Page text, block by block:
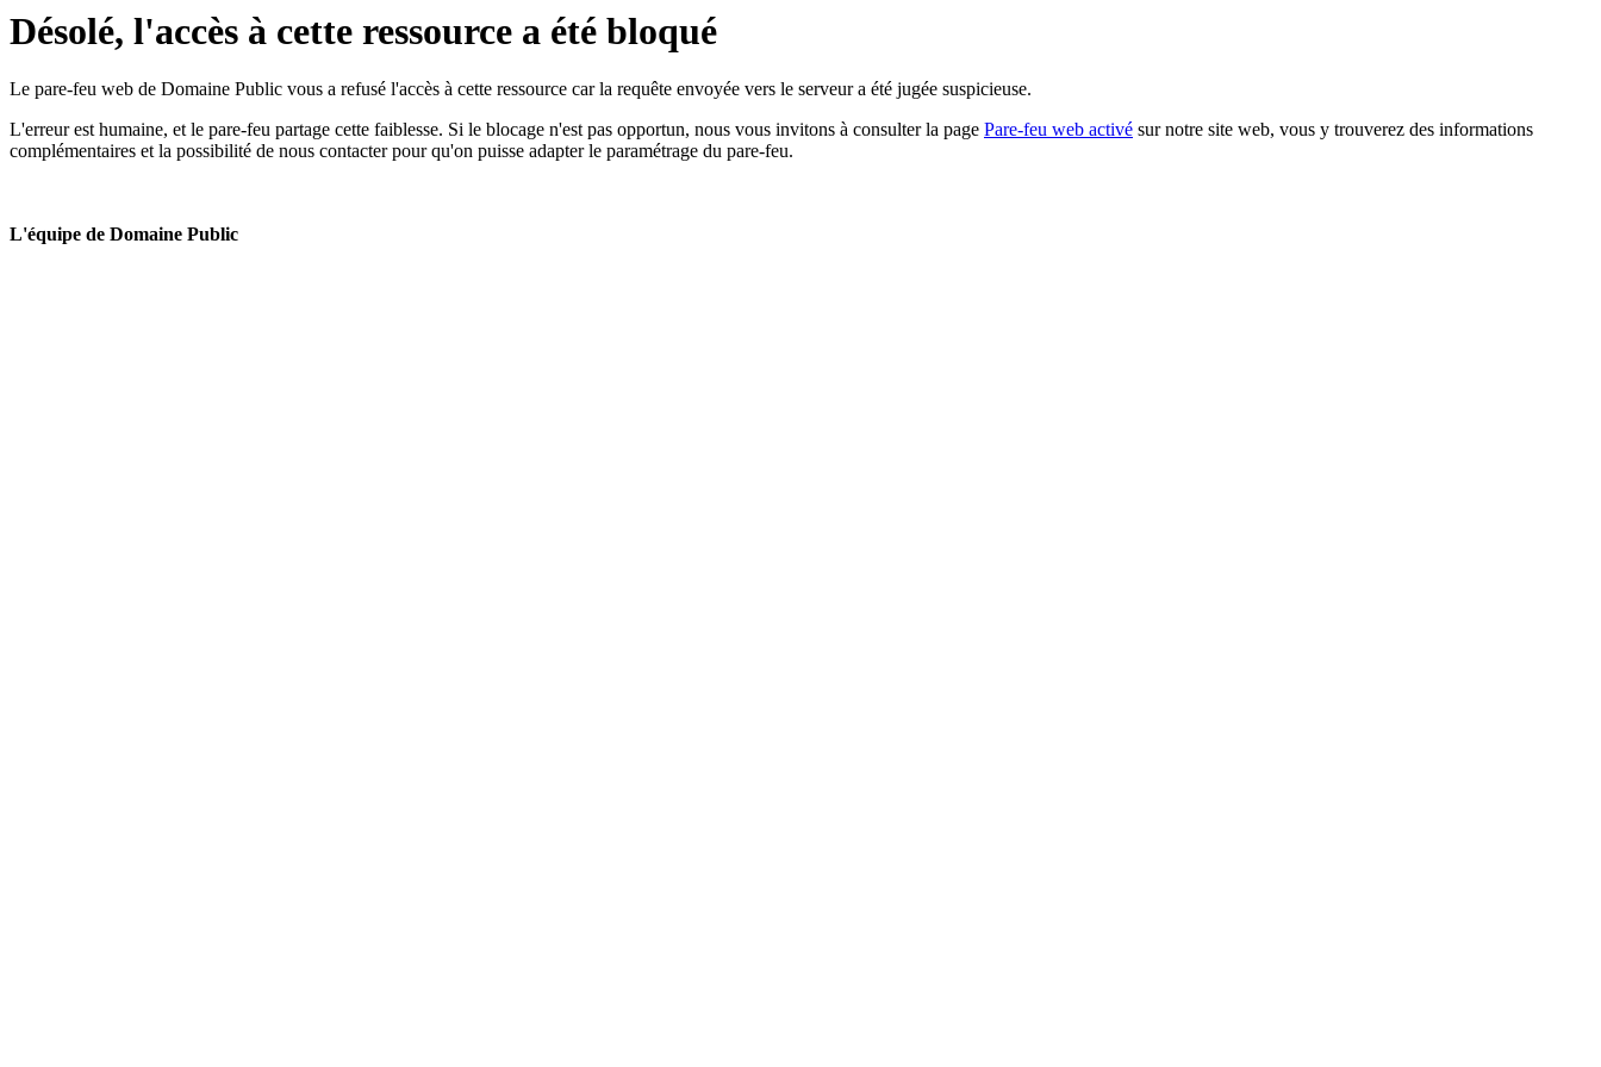
Désolé, l'accès à cette ressource a été bloqué
Le pare-feu web de Domaine Public vous a refusé l'accès à cette ressource car la requête envoyée vers le serveur a été jugée suspicieuse.
L'erreur est humaine, et le pare-feu partage cette faiblesse. Si le blocage n'est pas opportun, nous vous invitons à consulter la page Pare-feu web activé sur notre site web, vous y trouverez des informations
complémentaires et la possibilité de nous contacter pour qu'on puisse adapter le paramétrage du pare-feu.
L'équipe de Domaine Public